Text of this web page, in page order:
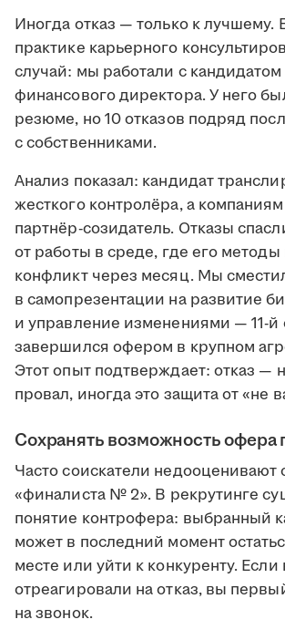
Иногда отказ — только к лучшему.
практике карьерного
случай: мы работали с
финансового директора. У него
резюме, но 10 отказов подряд
с собственниками.
Анализ показал: кандидат
жесткого контролёра, а
партнёр-созидатель. Отказы
от работы в среде, где его
конфликт через месяц. Мы
в самопрезентации на развитие
и управление изменениями — 11-й
завершился офером в крупном
Этот опыт подтверждает: отказ —
провал, иногда это защита от «не
Сохранять возможность офера
Часто соискатели недооценивают
«финалиста № 2». В рекрутинге
понятие контрофера: выбранный
может в последний момент
месте или уйти к конкуренту.
отреагировали на отказ, вы
на звонок.